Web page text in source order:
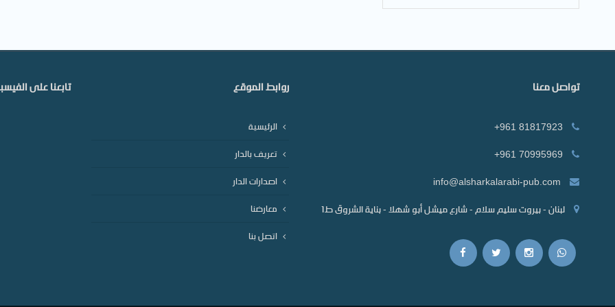
تابعنا على روابط الموقع
الرئيسية
تعريف بالدار
اصدارات الدار
معارضنا
اتصل بنا
تواصل معنا
+961 81817923
+961 70995969
info@alsharkalarabi-pub.com
لبنان - بيروت سليم سلام - شارع ميشل أبو شهلا - بناية الشروق ط1